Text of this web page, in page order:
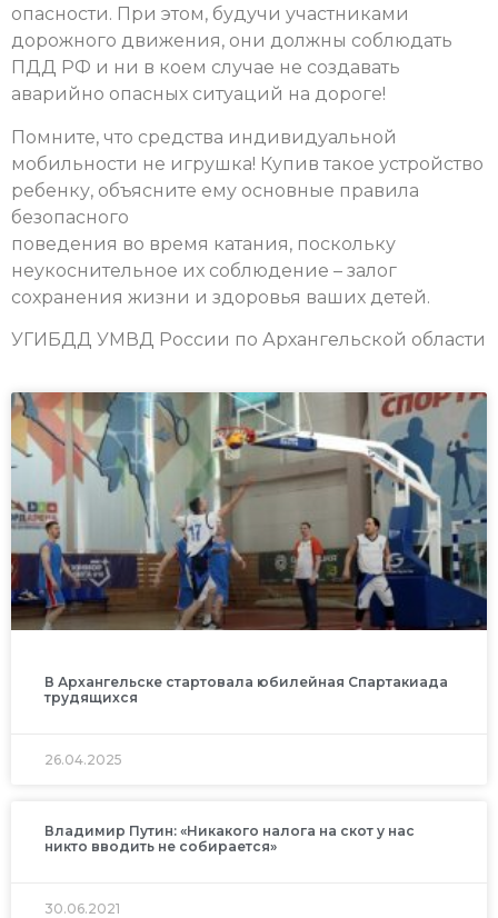
опасности. При этом, будучи участниками
дорожного движения, они должны соблюдать
ПДД РФ и ни в коем случае не создавать
аварийно опасных ситуаций на дороге!
Помните, что средства индивидуальной
мобильности не игрушка! Купив такое устройство
ребенку, объясните ему основные правила
безопасного
поведения во время катания, поскольку
неукоснительное их соблюдение – залог
сохранения жизни и здоровья ваших детей.
УГИБДД УМВД России по Архангельской области
В Архангельске стартовала юбилейная Спартакиада
трудящихся
26.04.2025
Владимир Путин: «Никакого налога на скот у нас
никто вводить не собирается»
30.06.2021